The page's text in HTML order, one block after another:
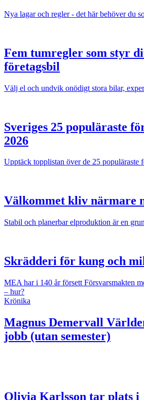
Nya lagar och regler - det här behöver du
Fem tumregler som styr
företagsbil
Välj el och undvik onödigt stora bilar,
Sveriges 25 populäraste
2026
Upptäck topplistan över de 25 populäraste
Välkommet kliv närmare
Stabil och planerbar elproduktion är en
Skrädderi för kung och
MEA har i 140 år försett Försvarsmakten
– hur?
Krönika
Magnus Demervall
jobb (utan semester)
Olivia Karlsson tar plats i